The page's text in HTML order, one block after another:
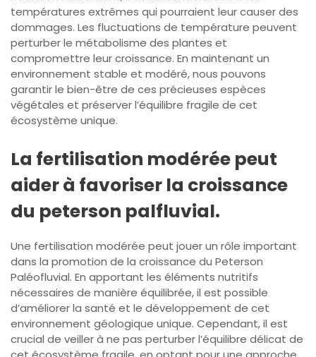
températures extrêmes qui pourraient leur causer des
dommages. Les fluctuations de température peuvent
perturber le métabolisme des plantes et
compromettre leur croissance. En maintenant un
environnement stable et modéré, nous pouvons
garantir le bien-être de ces précieuses espèces
végétales et préserver l’équilibre fragile de cet
écosystème unique.
La fertilisation modérée peut
aider à favoriser la croissance
du peterson palfluvial.
Une fertilisation modérée peut jouer un rôle important
dans la promotion de la croissance du Peterson
Paléofluvial. En apportant les éléments nutritifs
nécessaires de manière équilibrée, il est possible
d’améliorer la santé et le développement de cet
environnement géologique unique. Cependant, il est
crucial de veiller à ne pas perturber l’équilibre délicat de